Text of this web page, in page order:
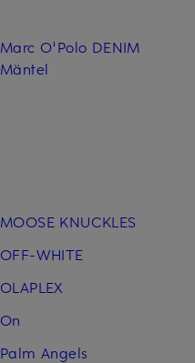
Marc O'Polo DENIM
Mäntel
MOOSE KNUCKLES
OFF-WHITE
OLAPLEX
On
Palm Angels